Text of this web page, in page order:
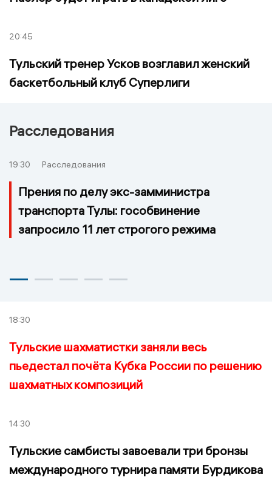
20:45
Тульский тренер Усков возглавил женский
баскетбольный клуб Суперлиги
Расследования
19:30 Расследования
Прения по делу экс-замминистра
транспорта Тулы: гособвинение
запросило 11 лет строгого режима
18:30
Тульские шахматистки заняли весь
пьедестал почёта Кубка России по решению
шахматных композиций
14:30
Тульские самбисты завоевали три бронзы
международного турнира памяти Бурдикова